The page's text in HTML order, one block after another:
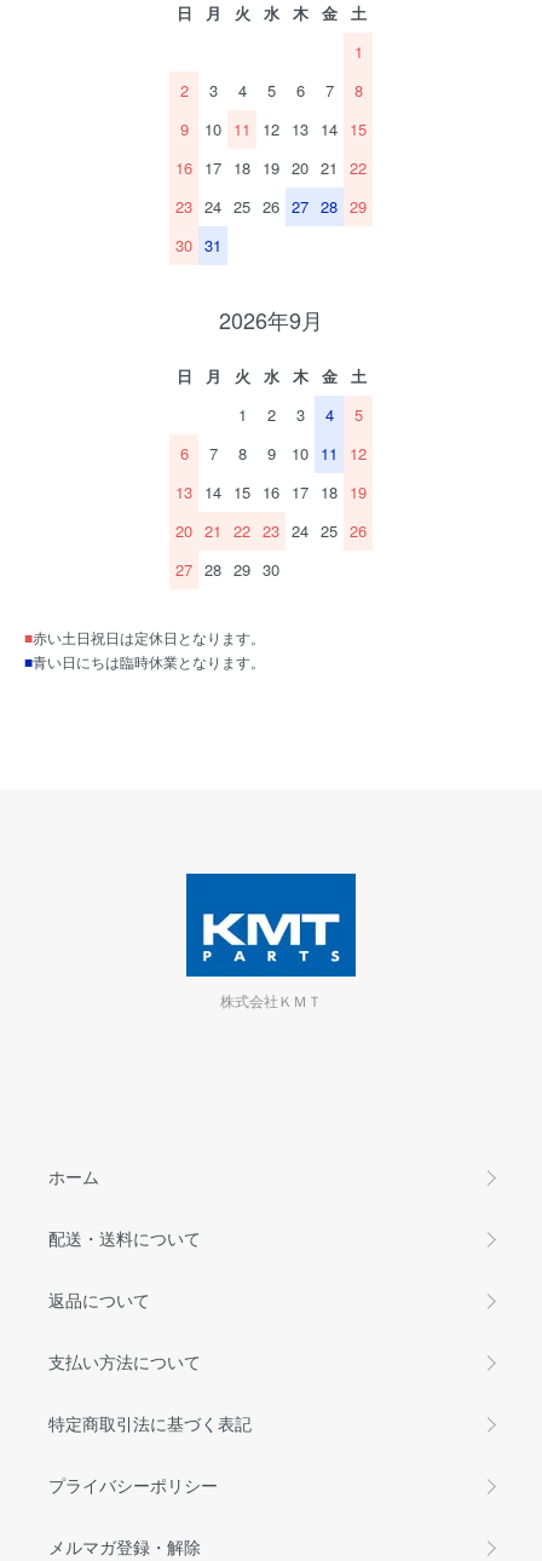
日 月 火 水 木 金
土
1
2
3 4 5 6 7
8
9
10 11 12 13 14 15
16 17 18 19 20 21
22
23 24 25 26 27 28 29
30 31
2026年9月
日 月 火 水 木 金
土
1
2 3 4
5
6
7 8 9 10 11
12
13 14 15 16 17 18 19
20 21 22 23 24 25 26
27 28 29 30
■赤い土日祝日は定休日となります。
■青い日にちは臨時休業となります。
株式会社ＫＭＴ
ホーム
配送・送料について
返品について
支払い方法について
特定商取引法に基づく表記
プライバシーポリシー
メルマガ登録・解除